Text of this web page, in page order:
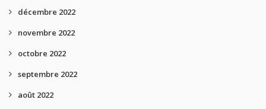
décembre 2022
novembre 2022
octobre 2022
septembre 2022
août 2022